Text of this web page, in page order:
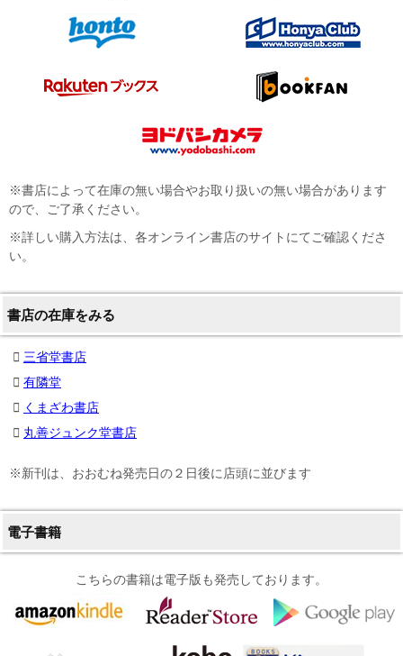
※書店によって在庫の無い場合やお取り扱いの無い場合があります
ので、ご了承ください。
※詳しい購入方法は、各オンライン書店のサイトにてご確認くださ
い。
書店の在庫をみる
三省堂書店
有隣堂
くまざわ書店
丸善ジュンク堂書店
※新刊は、おおむね発売日の２日後に店頭に並びます
電子書籍
こちらの書籍は電子版も発売しております。